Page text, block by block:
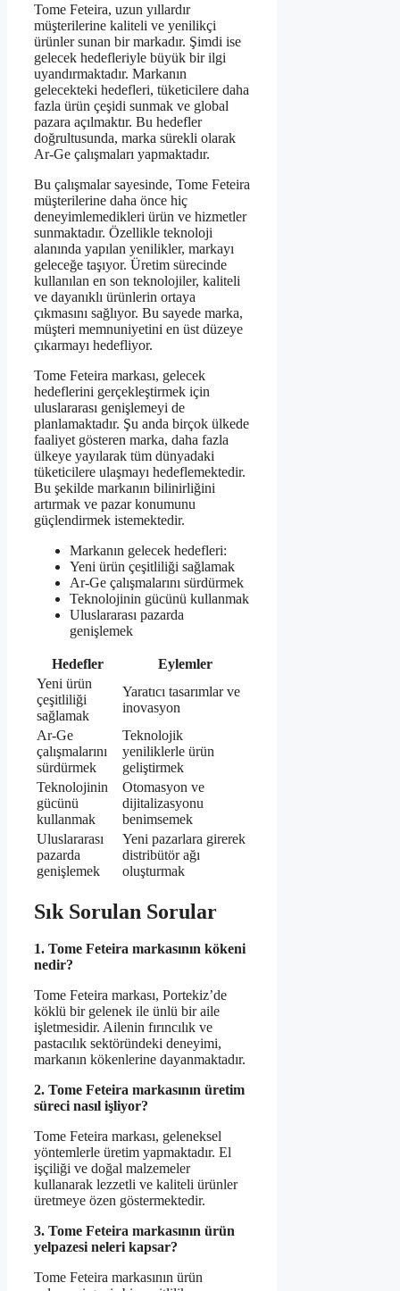
Tome Feteira, uzun yıllardır
müşterilerine kaliteli ve yenilikçi
ürünler sunan bir markadır. Şimdi ise
gelecek hedefleriyle büyük bir ilgi
uyandırmaktadır. Markanın
gelecekteki hedefleri, tüketicilere daha
fazla ürün çeşidi sunmak ve global
pazara açılmaktır. Bu hedefler
doğrultusunda, marka sürekli olarak
Ar-Ge çalışmaları yapmaktadır.
Bu çalışmalar sayesinde, Tome Feteira
müşterilerine daha önce hiç
deneyimlemedikleri ürün ve hizmetler
sunmaktadır. Özellikle teknoloji
alanında yapılan yenilikler, markayı
geleceğe taşıyor. Üretim sürecinde
kullanılan en son teknolojiler, kaliteli
ve dayanıklı ürünlerin ortaya
çıkmasını sağlıyor. Bu sayede marka,
müşteri memnuniyetini en üst düzeye
çıkarmayı hedefliyor.
Tome Feteira markası, gelecek
hedeflerini gerçekleştirmek için
uluslararası genişlemeyi de
planlamaktadır. Şu anda birçok ülkede
faaliyet gösteren marka, daha fazla
ülkeye yayılarak tüm dünyadaki
tüketicilere ulaşmayı hedeflemektedir.
Bu şekilde markanın bilinirliğini
artırmak ve pazar konumunu
güçlendirmek istemektedir.
Markanın gelecek hedefleri:
Yeni ürün çeşitliliği sağlamak
Ar-Ge çalışmalarını sürdürmek
Teknolojinin gücünü kullanmak
Uluslararası pazarda
genişlemek
Hedefler
Eylemler
Yeni ürün
çeşitliliği
sağlamak
Yaratıcı tasarımlar ve
inovasyon
Ar-Ge
çalışmalarını
sürdürmek
Teknolojik
yeniliklerle ürün
geliştirmek
Teknolojinin
gücünü
kullanmak
Otomasyon ve
dijitalizasyonu
benimsemek
Uluslararası
pazarda
genişlemek
Yeni pazarlara girerek
distribütör ağı
oluşturmak
Sık Sorulan Sorular
1. Tome Feteira markasının kökeni
nedir?
Tome Feteira markası, Portekiz’de
köklü bir gelenek ile ünlü bir aile
işletmesidir. Ailenin fırıncılık ve
pastacılık sektöründeki deneyimi,
markanın kökenlerine dayanmaktadır.
2. Tome Feteira markasının üretim
süreci nasıl işliyor?
Tome Feteira markası, geleneksel
yöntemlerle üretim yapmaktadır. El
işçiliği ve doğal malzemeler
kullanarak lezzetli ve kaliteli ürünler
üretmeye özen göstermektedir.
3. Tome Feteira markasının ürün
yelpazesi neleri kapsar?
Tome Feteira markasının ürün